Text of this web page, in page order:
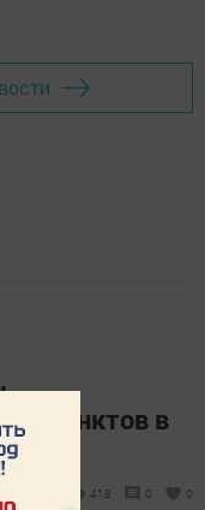
пунктов в
418 0 0